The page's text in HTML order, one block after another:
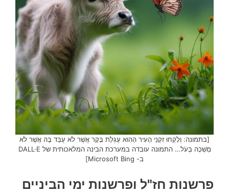
[בתמונה: וְלָקְחוּ זִקְנֵי הָעִיר הַהִוא עֶגְלַת בָּקָר אֲשֶׁר לֹא עֻבַּד בָּהּ אֲשֶׁר לֹא
מָשְׁכָה בְּעֹל… התמונה עובדה במערכת הבינה המלאכותית של DALL·E
ב- Microsoft Bing]
פרשנות חז"ל ופרשנות ימי הביניים